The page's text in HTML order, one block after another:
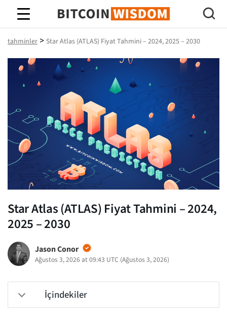
Bitcoin Bilgeliği
tahminler > Star Atlas (ATLAS) Fiyat Tahmini – 2024, 2025 – 2030
Star Atlas (ATLAS) Fiyat Tahmini – 2024,
2025 – 2030
Jason Conor
Ağustos 3, 2026 at 09:43 UTC (Ağustos 3, 2026)
İçindekiler